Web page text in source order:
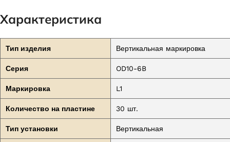
Характеристика
Тип изделия Вертикальная маркировка
Серия OD10-6B
Маркировка L1
Количество на пластине 30 шт.
Тип установки Вертикальная